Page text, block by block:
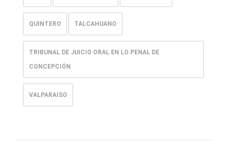
QUINTERO TALCAHUANO
TRIBUNAL DE JUICIO ORAL EN LO PENAL DE
CONCEPCIÓN
VALPARAISO